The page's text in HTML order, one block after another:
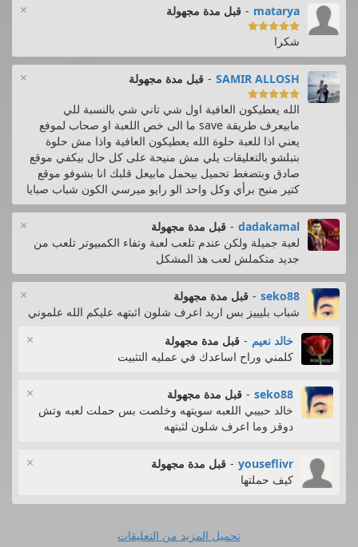
× matarya
- قبل مدة مجهولة

شكرا
× SAMIR ALLOSH
- قبل مدة مجهولة

الله يعطيكون العافية اول شي تاني شي بالنسبة للي
مابيعرف طريقة save ما الى خص اللعبة او صحاب لموفع
يعني اذا للعبة حلوة الله يعطيكون العافية واذا مش حلوة
بتبلشو بالتعليقات يلي مش منيحة على كل حال بيكفي موقع
صادق وبتضغط تحميل بيحمل مابيعل قلبك انا بشوفو موقع
كتير منيح برأي وكل واحد الو رايو ميرسي الكون شباب صبايا
× dadakamal
- قبل مدة مجهولة
لعبة جميلة ولكن عندم تلعب لعبة وتفاء الكمبيوتر تلعب من
جديد متكملش لعب هذ المشكل
× seko88
- قبل مدة مجهولة
شباب بليييز بس اريد اعرف شلون اثبتهه عليكم الله علموني
× خالد نعيم - قبل مدة مجهولة
كلمني وراح اساعدك في عمليه التثبيت
× seko88
- قبل مدة مجهولة
خالد حبيبي اللعبه سويتهه وخلصت بس حملت لعبه وتش
دوقز وما اعرف شلون لثبتهه
× youseflivr
- قبل مدة مجهولة
كيف حملتها
تحميل المزيد من التعليقات